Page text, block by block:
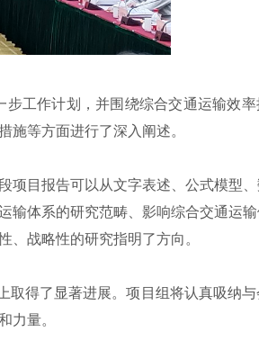
工作计划，并围绕综合交通运输效率
施等方面进行了深入阐述。
目报告可以从文字表述、公式模型、
输体系的研究范畴、影响综合交通运
战略性的研究指明了方向。
得了显著进展。项目组将认真吸纳
力量。